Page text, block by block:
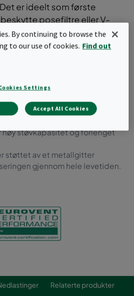
er ideelt som første
posefiltre eller V-
å holde ventilasjonsanlegget
med høy luftfuktighet,
6 måneder avhengig av
støvkapasitet og forlenget
støttet av et metallgitter
gjennom hele levetiden.
Relaterte produkter
By continuing to browse the
to our use of cookies. Find out
Settings
Accept All Cookies